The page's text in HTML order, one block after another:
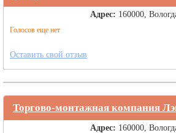
Голосов еще нет
Адрес: 160000,
Оставить свой отзыв
Торгово-монтажная компания
Адрес: 160000,